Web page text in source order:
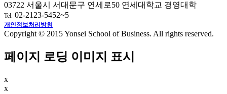
03722 서울시 서대문구 연세로50 연세대학교 경영대학
Tel. 02-2123-5452~5
개인정보처리방침
Copyright © 2015 Yonsei School of Business. All rights reserved.
페이지 로딩 이미지 표시
x
x